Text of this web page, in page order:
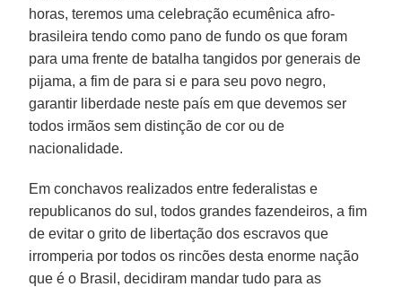
horas, teremos uma celebração ecumênica afro-
brasileira tendo como pano de fundo os que foram
para uma frente de batalha tangidos por generais de
pijama, a fim de para si e para seu povo negro,
garantir liberdade neste país em que devemos ser
todos irmãos sem distinção de cor ou de
nacionalidade.
Em conchavos realizados entre federalistas e
republicanos do sul, todos grandes fazendeiros, a fim
de evitar o grito de libertação dos escravos que
irromperia por todos os rincões desta enorme nação
que é o Brasil, decidiram mandar tudo para as